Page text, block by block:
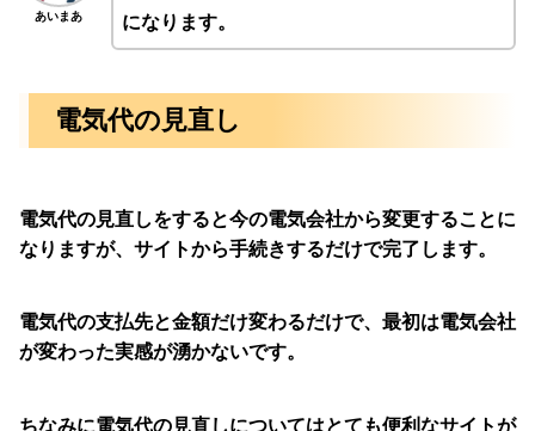
あいまあ
になります。
電気代の見直し
電気代の見直しをすると今の電気会社から変更することに
なりますが、サイトから手続きするだけで完了します。
電気代の支払先と金額だけ変わるだけで、最初は電気会社
が変わった実感が湧かないです。
ちなみに電気代の見直しについてはとても便利なサイトが